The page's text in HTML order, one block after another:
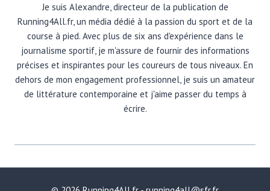
Je suis Alexandre, directeur de la publication de
Running4All.fr, un média dédié à la passion du sport et de la
course à pied. Avec plus de six ans d'expérience dans le
journalisme sportif, je m'assure de fournir des informations
précises et inspirantes pour les coureurs de tous niveaux. En
dehors de mon engagement professionnel, je suis un amateur
de littérature contemporaine et j'aime passer du temps à
écrire.